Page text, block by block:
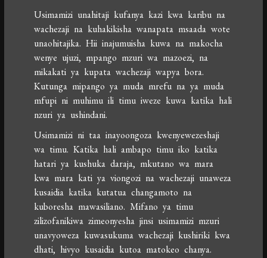
Usimamizi unahitaji kufanya kazi kwa karibu na
wachezaji na kuhakikisha wanapata msaada wote
unaohitajika. Hii inajumuisha kuwa na makocha
wenye ujuzi, mpango mzuri wa mazoezi, na
mikakati ya kupata wachezaji wapya bora.
Kutunga mipango ya muda mrefu na ya muda
mfupi ni muhimu ili timu iweze kuwa katika hali
nzuri ya ushindani.
Usimamizi ni taa inayoongoza kwenyewezeshaji
wa timu. Katika hali ambapo timu iko katika
hatari ya kushuka daraja, mkutano wa mara
kwa mara kati ya viongozi na wachezaji unaweza
kusaidia katika kutatua changamoto na
kuboresha mawasiliano. Mifano ya timu
zilizofanikiwa zimeonyesha jinsi usimamizi mzuri
unavyoweza kuwasukuma wachezaji kushiriki kwa
dhati, hivyo kusaidia kutoa matokeo chanya.